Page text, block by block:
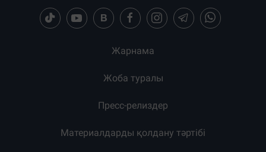
Жарнама
Жоба туралы
Пресс-релиздер
Материалдарды қолдану тәртібі